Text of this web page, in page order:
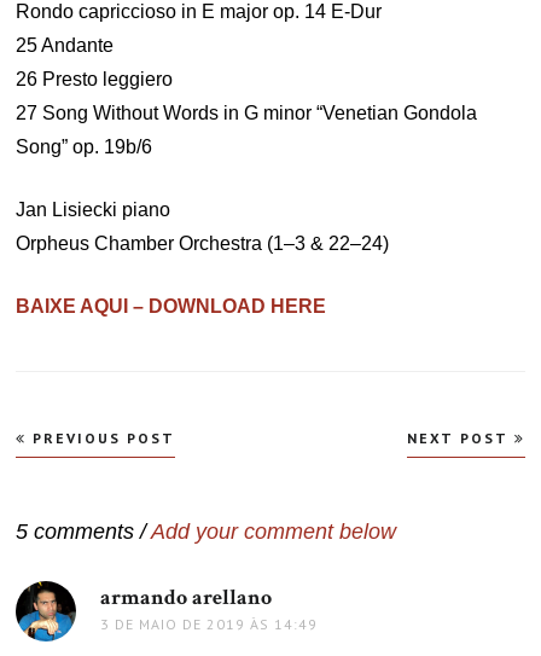
Rondo capriccioso in E major op. 14 E-Dur
25 Andante
26 Presto leggiero
27 Song Without Words in G minor “Venetian Gondola
Song” op. 19b/6
Jan Lisiecki piano
Orpheus Chamber Orchestra (1–3 & 22–24)
BAIXE AQUI – DOWNLOAD HERE
Navegação
de
PREVIOUS POST NEXT POST
5 comments /Add your comment below
armando arellano
3 DE MAIO DE 2019 ÀS 14:49